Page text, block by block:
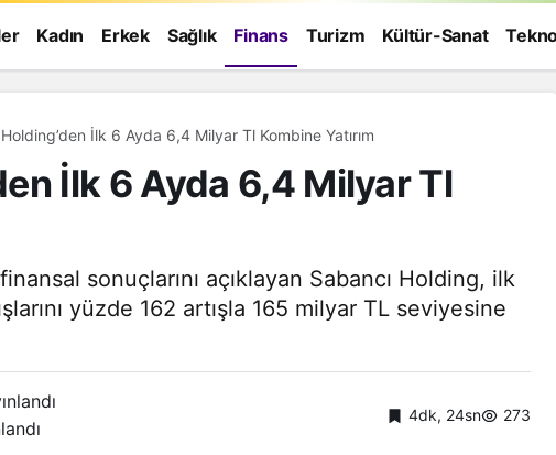
Kadın Erkek Sağlık Finans Turizm Kültür-Sanat
İlk 6 Ayda 6,4 Milyar Tl Kombine Yatırım
İlk 6 Ayda 6,4 Milyar Tl
sonuçlarını açıklayan Sabancı Holding, ilk
yüzde 162 artışla 165 milyar TL seviyesine
4dk, 24sn 273